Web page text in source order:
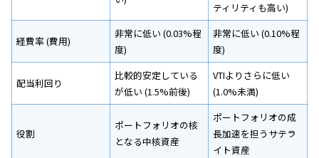
ティリティも高い)
経費率 (費用)
非常に低い (0.03%程
度)
非常に低い (0.10%程
度)
配当利回り
比較的安定している
が低い (1.5%前後)
VTIよりさらに低い
(1.0%未満)
役割
ポートフォリオの核
となる中核資産
ポートフォリオの成
長加速を担うサテラ
イト資産